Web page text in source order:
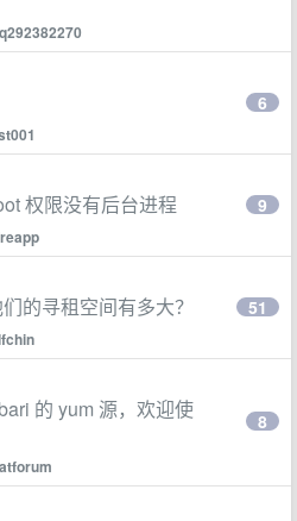
6
权限没有后台进程 9
的寻租空间有多大？ 51
的 yum 源，欢迎使
8